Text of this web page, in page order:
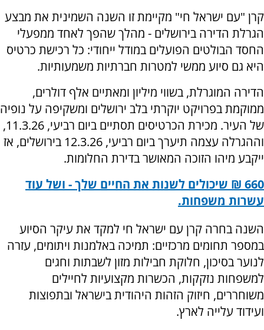
קרן "עם ישראל חי" מקיימת זו השנה השמינית את מבצע
הגרלת הדירה בירושלים - מהלך שהפך לאחד ממפעלי
החסד הבולטים הפועלים במודל ייחודי: כל רכישת כרטיס
היא גם סיוע ממשי למטרות חברתיות משמעותיות.
הדירה המוגרלת, בשווי מיליון ומאתיים אלף דולרים,
ממוקמת בפרויקט יוקרתי בלב ירושלים ומשקיפה על נופיה
של העיר. מכירת הכרטיסים תסתיים ביום רביעי, 11.3.26,
וההגרלה עצמה תיערך ביום רביעי, 12.3.26 בירושלים, אז
ייקבע מיהו הזוכה המאושר בדירת החלומות.
660 ₪ שיכולים לשנות את החיים שלך - ושל עוד
עשרות משפחות.
השנה בחרה קרן עם ישראל חי למקד את עיקר הסיוע
במספר תחומים מרכזיים: תמיכה באלמנות ויתומים, עזרה
לנוער בסיכון, חלוקת חבילות מזון לשבתות וחגים
למשפחות נזקקות, הכשרות מקצועיות לחיילים
משוחררים, חיזוק הזהות היהודית בישראל ובתפוצות
ועידוד עלייה לארץ.